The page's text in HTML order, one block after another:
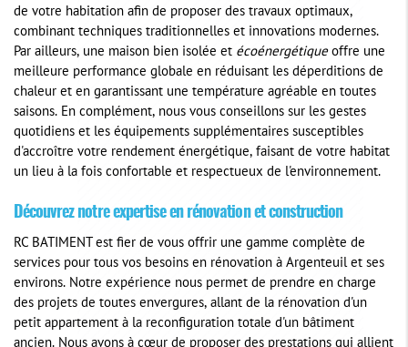
de votre habitation afin de proposer des travaux optimaux,
combinant techniques traditionnelles et innovations modernes.
Par ailleurs, une maison bien isolée et écoénergétiqueoffre une
meilleure performance globale en réduisant les déperditions de
chaleur et en garantissant une température agréable en toutes
saisons. En complément, nous vous conseillons sur les gestes
quotidiens et les équipements supplémentaires susceptibles
d'accroître votre rendement énergétique, faisant de votre habitat
un lieu à la fois confortable et respectueux de l'environnement.
Découvrez notre expertise en rénovation et construction
RC BATIMENT est fier de vous offrir une gamme complète de
services pour tous vos besoins en rénovation à Argenteuil et ses
environs. Notre expérience nous permet de prendre en charge
des projets de toutes envergures, allant de la rénovation d'un
petit appartement à la reconfiguration totale d'un bâtiment
ancien. Nous avons à cœur de proposer des prestations qui allient